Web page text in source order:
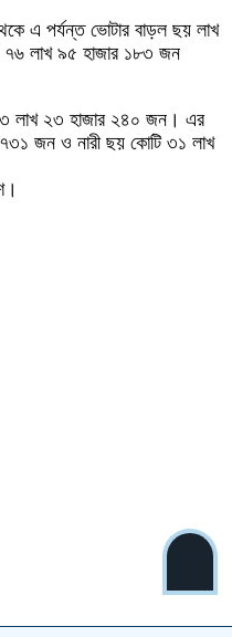
এ পর্যন্ত ভোটার বাড়ল ছয় লাখ
লাখ ৯৫ হাজার ১৮৩ জন
লাখ ২৩ হাজার ২৪০ জন। এর
জন ও নারী ছয় কোটি ৩১ লাখ